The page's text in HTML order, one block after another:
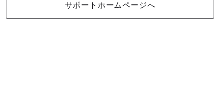
サポートホームページへ